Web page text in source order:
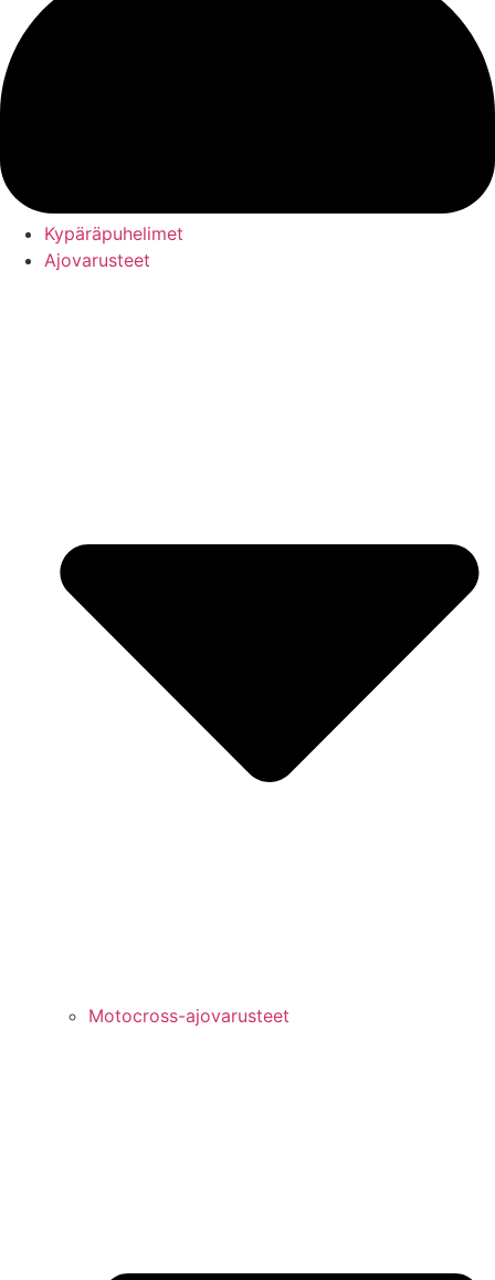
Kypäräpuhelimet
Ajovarusteet
Motocross-ajovarusteet